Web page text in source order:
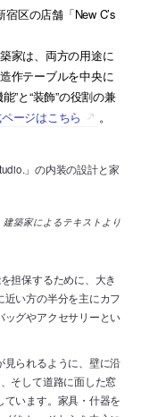
区の店舗「New C’s
家は、両方の用途に
作テーブルを中央に
”と“装飾”の役割の兼
ージはこちら 。
」の内装の設計と家
建築家によるテキストより
担保するために、大き
い方の半分を主にカフ
ッグやアクセサリーとい
見られるように、壁に沿
そして道路に面した窓
います。家具・什器を